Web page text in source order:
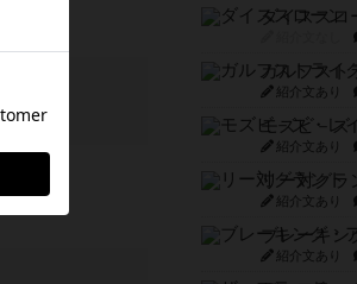
ダイススロ
ガルフスト
紹介文あり
モズビ－ズ
紹介文あり
リー対グラ
紹介文あり
ブレーキン
紹介文あり